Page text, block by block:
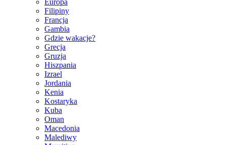
Filipiny
Francja
Gambia
Gdzie wakacje?
Grecja
Gruzja
Hiszpania
Izrael
Jordania
Kenia
Kostaryka
Kuba
Oman
Macedonia
Malediwy